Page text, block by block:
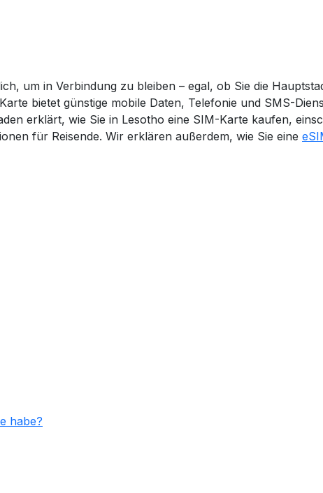
um in Verbindung zu bleiben – egal, ob Sie die
bietet günstige mobile Daten, Telefonie und SMS-
erklärt, wie Sie in Lesotho eine SIM-Karte kaufen,
für Reisende. Wir erklären außerdem, wie Sie eine
habe?